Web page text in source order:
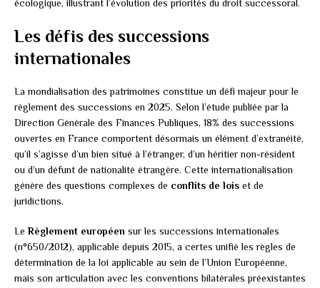
écologique, illustrant l’évolution des priorités du droit successoral.
Les défis des successions
internationales
La mondialisation des patrimoines constitue un défi majeur pour le
règlement des successions en 2025. Selon l’étude publiée par la
Direction Générale des Finances Publiques, 18% des successions
ouvertes en France comportent désormais un élément d’extranéité,
qu’il s’agisse d’un bien situé à l’étranger, d’un héritier non-résident
ou d’un défunt de nationalité étrangère. Cette internationalisation
génère des questions complexes de conflits de lois et de
juridictions.
LeRèglement européen sur les successions internationales
(n°650/2012), applicable depuis 2015, a certes unifié les règles de
détermination de la loi applicable au sein de l’Union Européenne,
mais son articulation avec les conventions bilatérales préexistantes